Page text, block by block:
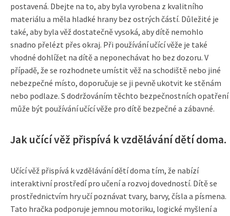
postavená. Dbejte na to, aby byla vyrobena z kvalitního
materiálu a měla hladké hrany bez ostrých částí. Důležité je
také, aby byla věž dostatečně vysoká, aby dítě nemohlo
snadno přelézt přes okraj. Při používání učící věže je také
vhodné dohlížet na dítě a neponechávat ho bez dozoru. V
případě, že se rozhodnete umístit věž na schodiště nebo jiné
nebezpečné místo, doporučuje se ji pevně ukotvit ke stěnám
nebo podlaze. S dodržováním těchto bezpečnostních opatření
může být používání učící věže pro dítě bezpečné a zábavné.
Jak učící věž přispívá k vzdělávání dětí doma.
Učící věž přispívá k vzdělávání dětí doma tím, že nabízí
interaktivní prostředí pro učení a rozvoj dovedností. Dítě se
prostřednictvím hry učí poznávat tvary, barvy, čísla a písmena.
Tato hračka podporuje jemnou motoriku, logické myšlení a